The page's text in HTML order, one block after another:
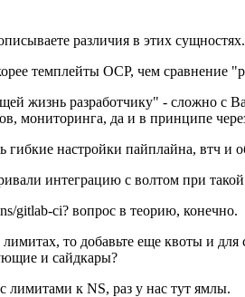
различия в этих сущностях.
темплейты OCP, чем сравнение
жизнь разработчику" - сложно с
мониторинга, да и в принципе
настройки пайплайна, втч
интеграцию с волтом при такой
gitlab-ci? вопрос в теорию, конечно.
то добавьте еще квоты и
и сайдкары?
лимитами к NS, раз у нас тут ямлы.